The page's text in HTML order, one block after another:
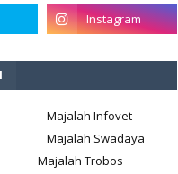
Majalah Infovet
Majalah Swadaya
Majalah Trobos